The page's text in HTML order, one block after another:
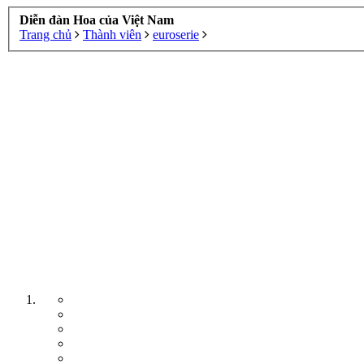
Diễn đàn Hoa của Việt Nam
Trang chủ
Thành viên euroserie